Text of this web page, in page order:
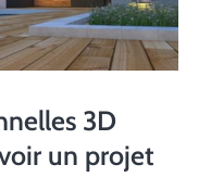
3D
un projet